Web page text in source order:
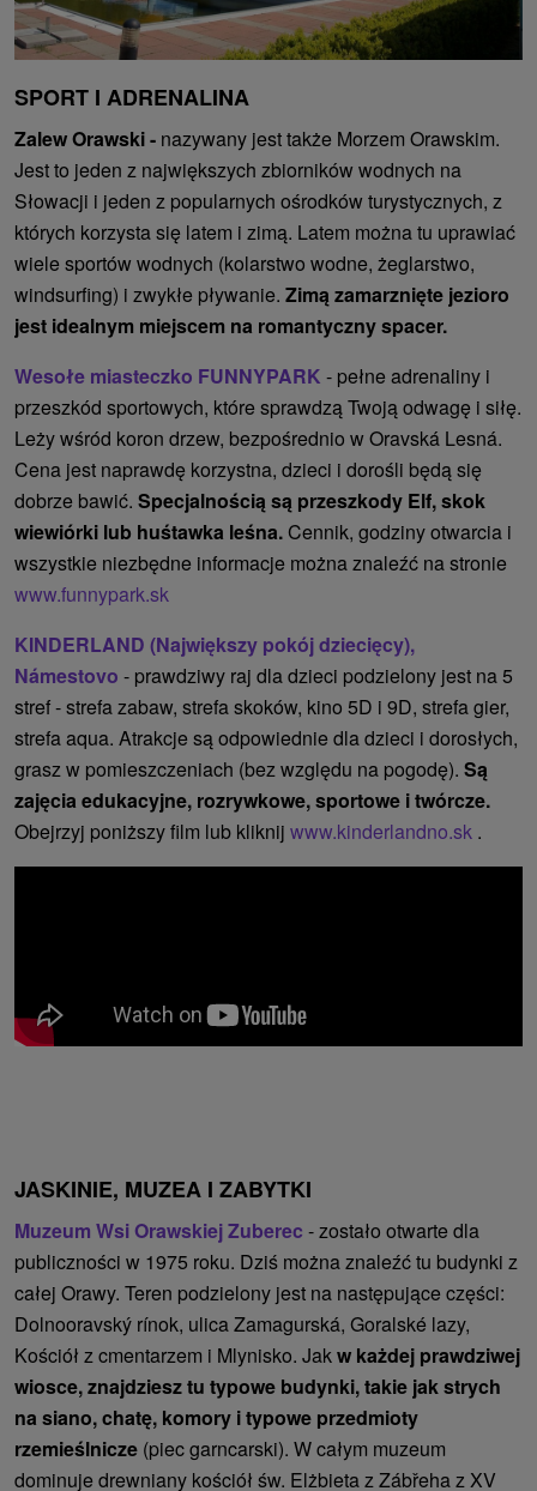
SPORT I ADRENALINA
Zalew Orawski - nazywany jest także Morzem Orawskim.
Jest to jeden z największych zbiorników wodnych na
Słowacji i jeden z popularnych ośrodków turystycznych, z
których korzysta się latem i zimą. Latem można tu uprawiać
wiele sportów wodnych (kolarstwo wodne, żeglarstwo,
windsurfing) i zwykłe pływanie. Zimą zamarznięte jezioro
jest idealnym miejscem na romantyczny spacer.
Wesołe miasteczko FUNNYPARK - pełne adrenaliny i
przeszkód sportowych, które sprawdzą Twoją odwagę i siłę.
Leży wśród koron drzew, bezpośrednio w Oravská Lesná.
Cena jest naprawdę korzystna, dzieci i dorośli będą się
dobrze bawić. Specjalnością są przeszkody Elf, skok
wiewiórki lub huśtawka leśna. Cennik, godziny otwarcia i
wszystkie niezbędne informacje można znaleźć na stronie
www.funnypark.sk
KINDERLAND (Największy pokój dziecięcy),
Námestovo - prawdziwy raj dla dzieci podzielony jest na 5
stref - strefa zabaw, strefa skoków, kino 5D i 9D, strefa gier,
strefa aqua. Atrakcje są odpowiednie dla dzieci i dorosłych,
grasz w pomieszczeniach (bez względu na pogodę). Są
zajęcia edukacyjne, rozrywkowe, sportowe i twórcze.
Obejrzyj poniższy film lub kliknij www.kinderlandno.sk .
JASKINIE, MUZEA I ZABYTKI
Muzeum Wsi Orawskiej Zuberec - zostało otwarte dla
publiczności w 1975 roku. Dziś można znaleźć tu budynki z
całej Orawy. Teren podzielony jest na następujące części:
Dolnooravský rínok, ulica Zamagurská, Goralské lazy,
Kościół z cmentarzem i Mlynisko. Jakw każdej prawdziwej
wiosce, znajdziesz tu typowe budynki, takie jak strych
na siano, chatę, komory i typowe przedmioty
rzemieślnicze (piec garncarski). W całym muzeum
dominuje drewniany kościół św. Elżbieta z Zábřeha z XV